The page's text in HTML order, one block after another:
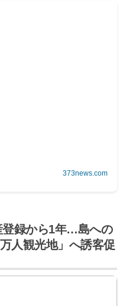
373news.com
登録から1年…島への
人観光地」へ誘客促